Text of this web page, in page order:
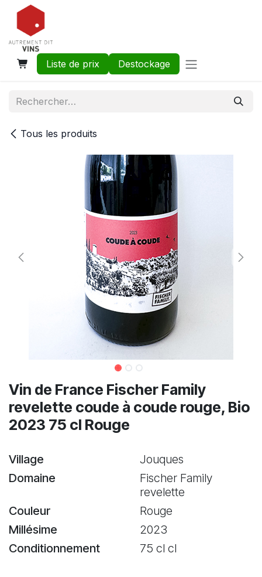
Se rendre au contenu
Liste de prix Destockage
Tous les produits
Vin de France Fischer Family
revelette coude à coude rouge, Bio
2023 75 cl Rouge
Village
Jouques
Domaine
Fischer Family
revelette
Couleur
Rouge
Millésime
2023
Conditionnement
75 cl cl